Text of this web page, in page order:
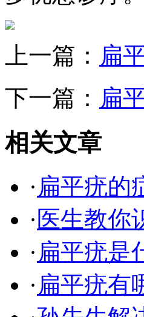
上一篇： 扁
下一篇： 扁
相关文章
· 扁平疣的
· 医生教你
· 扁平疣是
· 扁平疣有